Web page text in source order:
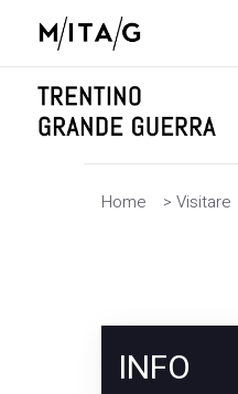
Home > Visitare
INFO